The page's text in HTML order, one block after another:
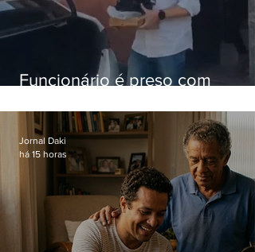
Funcionário é preso com
Hospital do Andaraí
Jornal Daki
há 15 horas